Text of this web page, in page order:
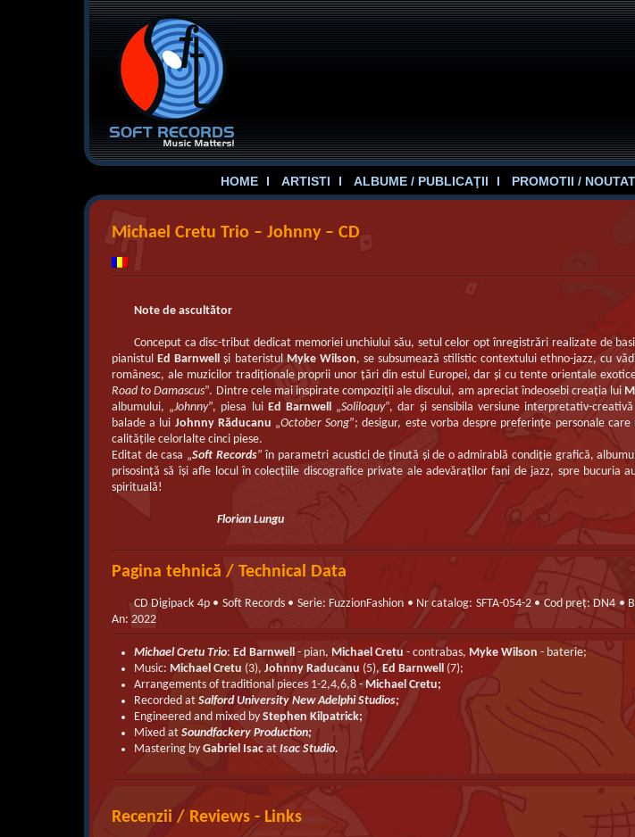
HOME ARTISTI ALBUME / PUBLICAŢII PROMOTII /
Michael Cretu Trio – Johnny – CD
Note de ascultător
Conceput ca disc-tribut dedicat memoriei unchiului său, setul celor opt înregistrări realizate de
pianistulEd Barnwell şi bateristul Myke Wilson, se subsumează stilistic contextului ethno-jazz, cu
românesc, ale muzicilor tradiţionale proprii unor ţări din estul Europei, dar şi cu tente orientale
Road to Damascus”. Dintre cele mai inspirate compoziţii ale discului, am apreciat îndeosebi creaţia lui
albumului, „Johnny”, piesa lui Ed Barnwell „Soliloquy”, dar şi sensibila versiune interpretativ-
balade a lui Johnny Răducanu „October Song”; desigur, este vorba despre preferinţe personale
calităţile celorlalte cinci piese.
Editat de casa „Soft Records” în parametri acustici de ţinută şi de o admirablă condiţie grafică,
prisosinţă să îşi afle locul în colecţiile discografice private ale adevăraţilor fani de jazz, spre bucuria
spirituală!
Florian Lungu
Pagina tehnică / Technical Data
CD Digipack 4p • Soft Records • Serie: FuzzionFashion • Nr catalog: SFTA-054-2 • Cod preț: DN4 •
An: 2022
Michael Cretu Trio:Ed Barnwell - pian, Michael Cretu - contrabas, Myke Wilson - baterie;
Music: Michael Cretu (3),Johnny Raducanu (5),Ed Barnwell (7);
Arrangements of traditional pieces 1-2,4,6,8 -Michael Cretu;
Recorded atSalford University New Adelphi Studios;
Engineered and mixed byStephen Kilpatrick;
Mixed atSoundfackery Production;
Mastering byGabriel Isac atIsac Studio.
Recenzii / Reviews - Links